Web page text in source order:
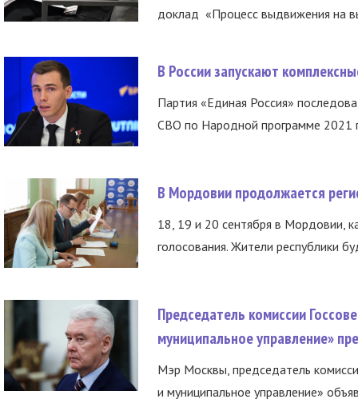
доклад «Процесс выдвижения на
В России запускают
Партия «Единая Россия»
СВО по Народной программе 2021
В Мордовии продолжается
18, 19 и 20 сентября в Мордовии,
голосования. Жители республики
Председатель комиссии
муниципальное управление»
Мэр Москвы, председатель
и муниципальное управление»